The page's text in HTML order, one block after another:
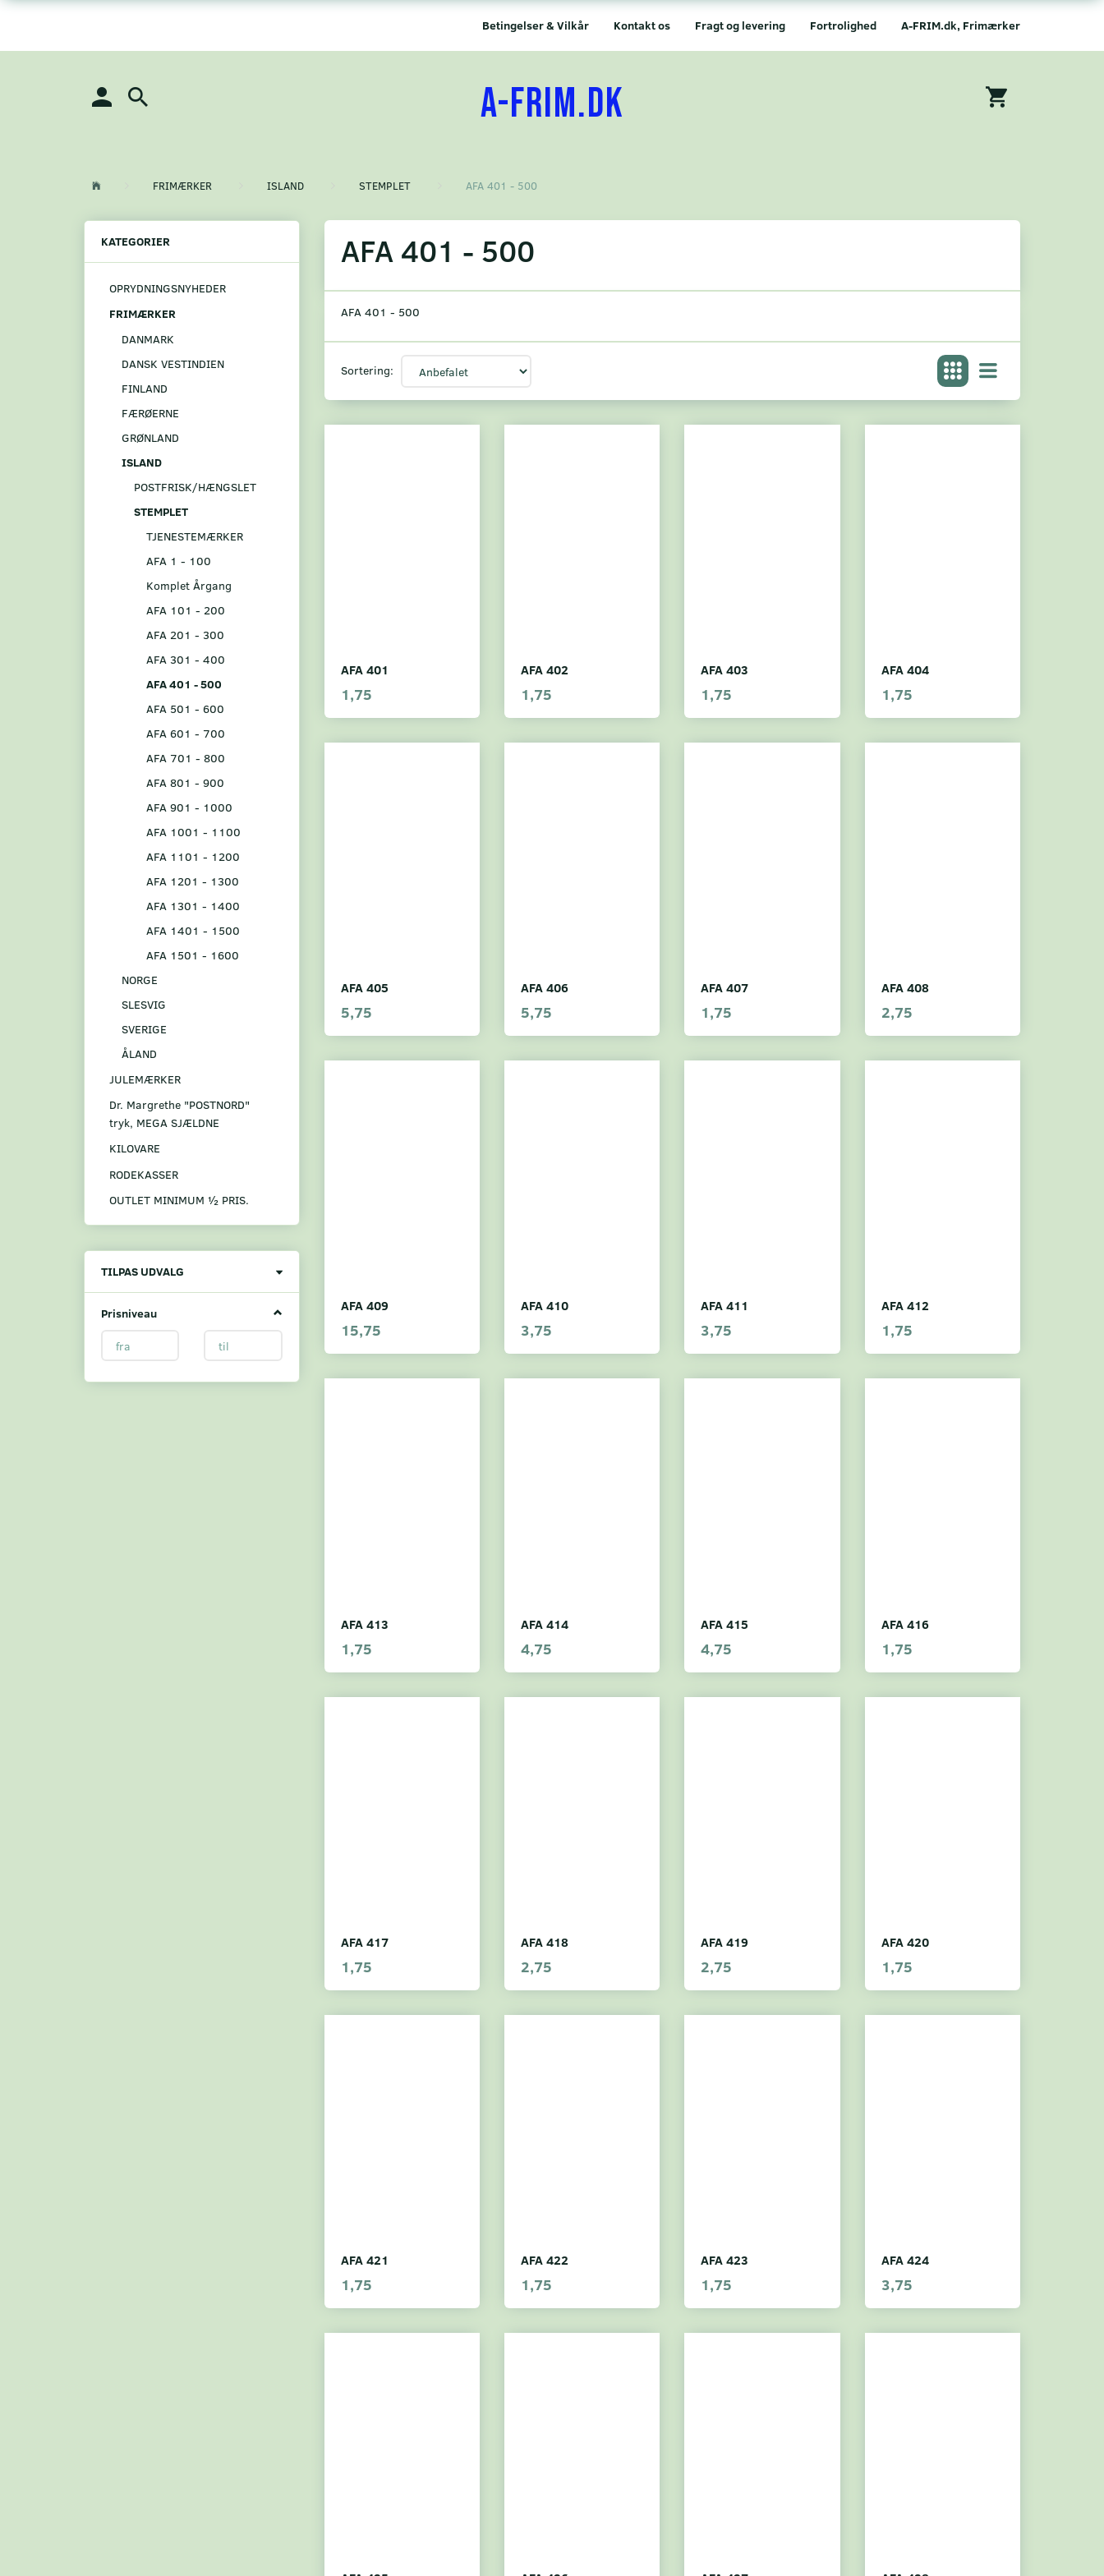
A-FRIM.dk, Frimærker
Fortrolighed
Fragt og levering
Kontakt os
Betingelser & Vilkår
A-FRIM.DK
FRIMÆRKER ISLAND STEMPLET AFA 401 - 500
KATEGORIER
OPRYDNINGSNYHEDER
FRIMÆRKER
DANMARK
DANSK VESTINDIEN
FINLAND
FÆRØERNE
GRØNLAND
ISLAND
POSTFRISK/HÆNGSLET
STEMPLET
TJENESTEMÆRKER
AFA 1 - 100
Komplet Årgang
AFA 101 - 200
AFA 201 - 300
AFA 301 - 400
AFA 401 - 500
AFA 501 - 600
AFA 601 - 700
AFA 701 - 800
AFA 801 - 900
AFA 901 - 1000
AFA 1001 - 1100
AFA 1101 - 1200
AFA 1201 - 1300
AFA 1301 - 1400
AFA 1401 - 1500
AFA 1501 - 1600
NORGE
SLESVIG
SVERIGE
ÅLAND
JULEMÆRKER
Dr. Margrethe "POSTNORD"
tryk, MEGA SJÆLDNE
KILOVARE
RODEKASSER
OUTLET MINIMUM ½ PRIS.
TILPAS UDVALG
Prisniveau
AFA 401 - 500
AFA 401 - 500
Sortering:
AFA 401
1,75
AFA 402
1,75
AFA 403
1,75
AFA 404
1,75
AFA 405
5,75
AFA 406
5,75
AFA 407
1,75
AFA 408
2,75
AFA 409
15,75
AFA 410
3,75
AFA 411
3,75
AFA 412
1,75
AFA 413
1,75
AFA 414
4,75
AFA 415
4,75
AFA 416
1,75
AFA 417
1,75
AFA 418
2,75
AFA 419
2,75
AFA 420
1,75
AFA 421
1,75
AFA 422
1,75
AFA 423
1,75
AFA 424
3,75